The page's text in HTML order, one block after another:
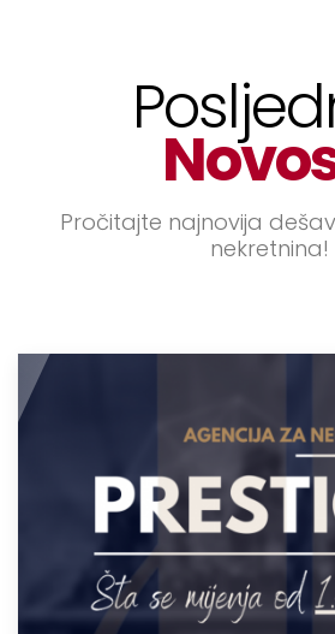
Pročitajte najnovija
nekretnina!